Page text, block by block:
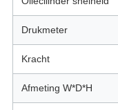
Drukmeter
Kracht
Afmeting W*D*H